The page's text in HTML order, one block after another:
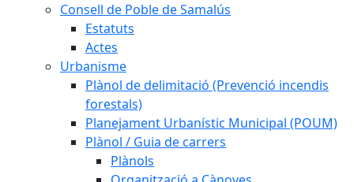
Consell de Poble de Samalús
Estatuts
Actes
Urbanisme
Plànol de delimitació (Prevenció incendis
forestals)
Planejament Urbanístic Municipal (POUM)
Plànol / Guia de carrers
Plànols